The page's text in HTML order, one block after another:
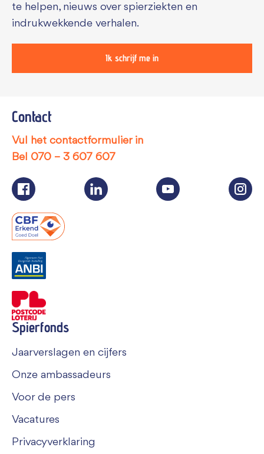
Contact
Vul het contactformulier in
Bel 070 – 3 607 607
Spierfonds
Jaarverslagen en cijfers
Onze ambassadeurs
Voor de pers
Vacatures
Privacyverklaring
te helpen, nieuws over spierziekten en
indrukwekkende verhalen.
Ik schrijf me in